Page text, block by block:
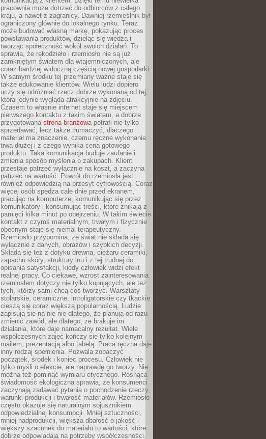
pracownia może dotrzeć do odbiorców z całego
kraju, a nawet z zagranicy. Dawniej rzemieślnik był
ograniczony głównie do lokalnego rynku. Teraz
może budować własną markę, pokazując proces
powstawania produktów, dzieląc się wiedzą i
tworząc społeczność wokół swoich działań. To
sprawia, że rękodzieło i rzemiosło nie są już
zamkniętym światem dla wtajemniczonych, ale
coraz bardziej widoczną częścią nowej gospodarki.
W samym środku tej przemiany ważne staje się
także edukowanie klientów. Wielu ludzi dopiero
uczy się odróżniać rzecz dobrze wykonaną od tej,
która jedynie wygląda atrakcyjnie na zdjęciu.
Czasem to właśnie internet staje się miejscem
pierwszego kontaktu z takim światem, a dobrze
przygotowana strona branżowapotrafi nie tylko
sprzedawać, lecz także tłumaczyć, dlaczego
materiał ma znaczenie, czemu ręczne wykonanie
trwa dłużej i z czego wynika cena gotowego
produktu. Taka komunikacja buduje zaufanie i
zmienia sposób myślenia o zakupach. Klient
przestaje patrzeć wyłącznie na koszt, a zaczyna
patrzeć na wartość. Powrót do rzemiosła jest
również odpowiedzią na przesyt cyfrowością. Coraz
więcej osób spędza całe dnie przed ekranem,
pracując na komputerze, komunikując się przez
komunikatory i konsumując treści, które znikają z
pamięci kilka minut po obejrzeniu. W takim świecie
kontakt z czymś materialnym, trwałym i fizycznie
obecnym staje się niemal terapeutyczny.
Rzemiosło przypomina, że świat nie składa się
wyłącznie z danych, obrazów i szybkich decyzji.
Składa się też z dotyku drewna, ciężaru ceramiki,
zapachu skóry, struktury lnu i z tej trudnej do
opisania satysfakcji, kiedy człowiek widzi efekt
realnej pracy. Co ciekawe, wzrost zainteresowania
rzemiosłem dotyczy nie tylko kupujących, ale też
tych, którzy sami chcą coś tworzyć. Warsztaty
stolarskie, ceramiczne, introligatorskie czy tkackie
cieszą się coraz większą popularnością. Ludzie
zapisują się na nie nie dlatego, że planują od razu
zmienić zawód, ale dlatego, że brakuje im
działania, które daje namacalny rezultat. Wiele
współczesnych zajęć kończy się tylko kolejnym
mailem, prezentacją albo tabelą. Praca ręczna daje
inny rodzaj spełnienia. Pozwala zobaczyć
początek, środek i koniec procesu. Człowiek nie
tylko myśli o efekcie, ale naprawdę go tworzy. Nie
można też pominąć wymiaru etycznego. Rosnąca
świadomość ekologiczna sprawia, że konsumenci
zaczynają zadawać pytania o pochodzenie rzeczy,
warunki produkcji i trwałość materiałów. Rzemiosło
często okazuje się naturalnym sojusznikiem
odpowiedzialnej konsumpcji. Mniej sztuczności,
mniej nadprodukcji, większa dbałość o jakość i
większy szacunek do materiału to wartości, które
dobrze odpowiadają na potrzeby współczesności.